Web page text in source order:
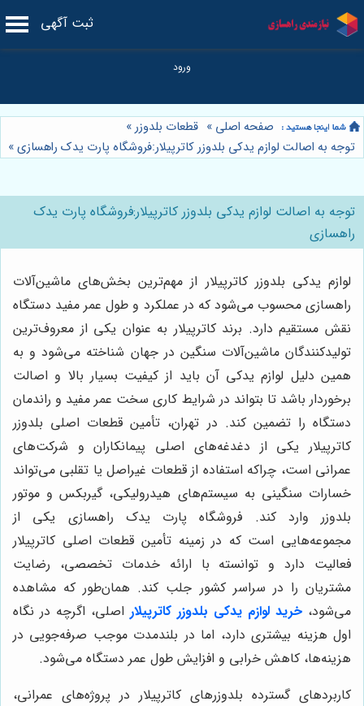
ثبت آگهی
صفحه اصلی » قطعات بلدوزر»
توجه به اصالت لوازم یدکی بلدوزر کاترپیلار:فروشگاه پارت یدک راهسازی»
توجه به اصالت لوازم یدکی بلدوزر کاترپیلار:فروشگاه پارت یدک
راهسازی
لوازم یدکی بلدوزر کاترپیلار از مهم‌ترین بخش‌های ماشین‌آلات
راهسازی محسوب می‌شود که در عملکرد و طول عمر مفید دستگاه
نقش مستقیم دارد. برند کاترپیلار به عنوان یکی از معروف‌ترین
تولیدکنندگان ماشین‌آلات سنگین در جهان شناخته می‌شود و به
همین دلیل لوازم یدکی آن باید از کیفیت بسیار بالا و اصالت
برخوردار باشد تا بتواند در شرایط کاری سخت عمر مفید و راندمان
دستگاه را تضمین کند. در تهران، تأمین قطعات اصلی بلدوزر
کاترپیلار یکی از دغدغه‌های اصلی پیمانکاران و شرکت‌های
عمرانی است، چراکه استفاده از قطعات غیراصل یا تقلبی می‌تواند
خسارات سنگینی به سیستم‌های هیدرولیکی، گیربکس و موتور
بلدوزر وارد کند. فروشگاه پارت یدک راهسازی یکی از
مجموعه‌هایی است که در زمینه تأمین قطعات اصلی کاترپیلار
فعالیت دارد و توانسته با ارائه خدمات تخصصی، رضایت
مشتریان را در سراسر کشور جلب کند. همان‌طور که مشاهده
می‌شود، خرید لوازم یدکی بلدوزر کاترپیلار اصلی، اگرچه در نگاه
اول هزینه بیشتری دارد، اما در بلندمدت موجب صرفه‌جویی در
هزینه‌ها، کاهش خرابی و افزایش طول عمر دستگاه می‌شود.
کاربردهای گسترده بلدوزرهای کاترپیلار در پروژه‌های عمرانی،